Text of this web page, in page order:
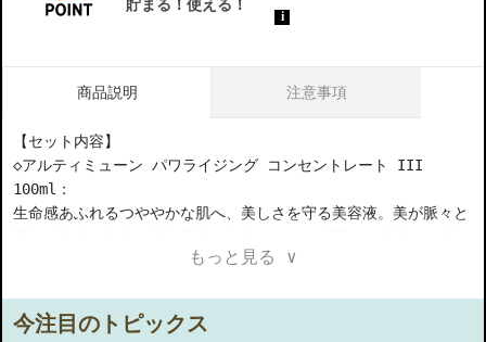
商品説明 注意事項
【セット内容】
◇アルティミューン パワライジング コンセントレート III
100ml：
生命感あふれるつややかな肌へ、美しさを守る美容液。美が脈々と
美肌へと向かう力に着目。美しさを守り続ける美容液。独自のイミ
すみずみに行き渡ります。秘めた力が解き放たれ、内側からあふれ
るような輝きに満ちた、なめらかで弾むハリ肌へ。グリーンフロー
もっと見る ∨
今注目のトピックス